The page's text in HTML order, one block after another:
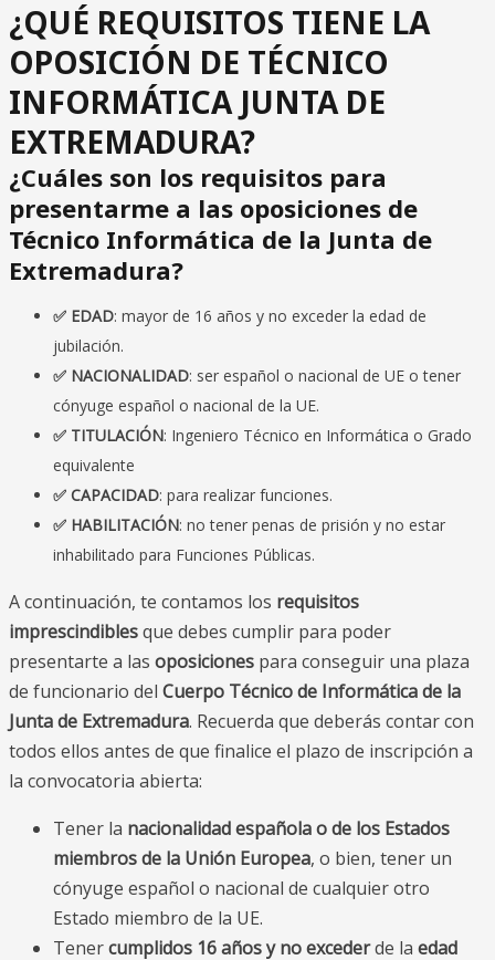
¿QUÉ REQUISITOS TIENE LA
OPOSICIÓN DE TÉCNICO
INFORMÁTICA JUNTA DE
EXTREMADURA?
¿Cuáles son los requisitos para
presentarme a las oposiciones de
Técnico Informática de la Junta de
Extremadura?
✅ EDAD: mayor de 16 años y no exceder la edad de
jubilación.
✅ NACIONALIDAD: ser español o nacional de UE o tener
cónyuge español o nacional de la UE.
✅ TITULACIÓN: Ingeniero Técnico en Informática o Grado
equivalente
✅ CAPACIDAD: para realizar funciones.
✅ HABILITACIÓN: no tener penas de prisión y no estar
inhabilitado para Funciones Públicas.
A continuación, te contamos los requisitos
imprescindiblesque debes cumplir para poder
presentarte a las oposiciones para conseguir una plaza
de funcionario del Cuerpo Técnico de Informática de la
Junta de Extremadura. Recuerda que deberás contar con
todos ellos antes de que finalice el plazo de inscripción a
la convocatoria abierta:
Tener la nacionalidad española o de los Estados
miembros de la Unión Europea, o bien, tener un
cónyuge español o nacional de cualquier otro
Estado miembro de la UE.
Tenercumplidos 16 años y no excederde la edad